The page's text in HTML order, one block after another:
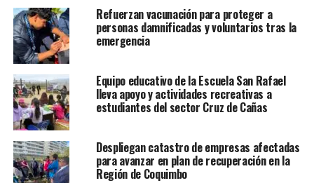
Refuerzan vacunación para proteger a
personas damnificadas y voluntarios tras la
emergencia
Equipo educativo de la Escuela San Rafael
lleva apoyo y actividades recreativas a
estudiantes del sector Cruz de Cañas
Despliegan catastro de empresas afectadas
para avanzar en plan de recuperación en la
Región de Coquimbo